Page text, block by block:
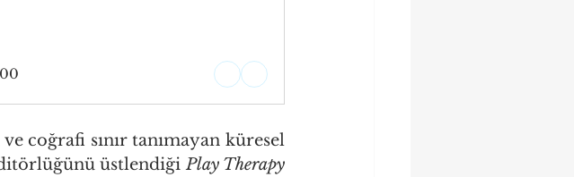
coğrafi sınır tanımayan küresel
üstlendiği Play Therapy